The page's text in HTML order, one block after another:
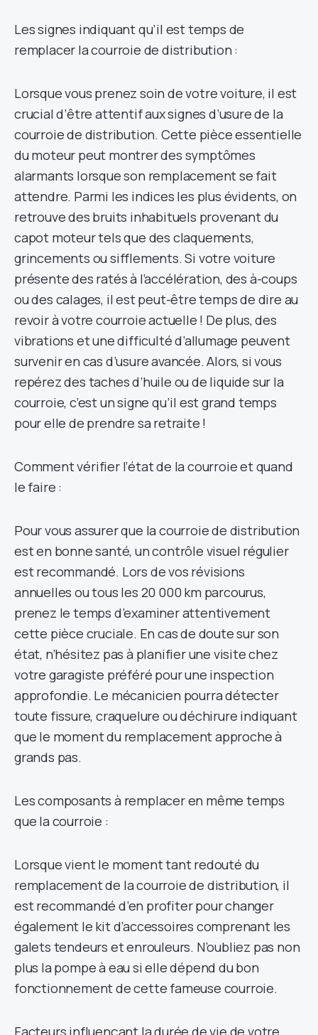
Les signes indiquant qu’il est temps de
remplacer la courroie de distribution :
Lorsque vous prenez soin de votre voiture, il est
crucial d’être attentif aux signes d’usure de la
courroie de distribution. Cette pièce essentielle
du moteur peut montrer des symptômes
alarmants lorsque son remplacement se fait
attendre. Parmi les indices les plus évidents, on
retrouve des bruits inhabituels provenant du
capot moteur tels que des claquements,
grincements ou sifflements. Si votre voiture
présente des ratés à l’accélération, des à-coups
ou des calages, il est peut-être temps de dire au
revoir à votre courroie actuelle ! De plus, des
vibrations et une difficulté d’allumage peuvent
survenir en cas d’usure avancée. Alors, si vous
repérez des taches d’huile ou de liquide sur la
courroie, c’est un signe qu’il est grand temps
pour elle de prendre sa retraite !
Comment vérifier l’état de la courroie et quand
le faire :
Pour vous assurer que la courroie de distribution
est en bonne santé, un contrôle visuel régulier
est recommandé. Lors de vos révisions
annuelles ou tous les 20 000 km parcourus,
prenez le temps d’examiner attentivement
cette pièce cruciale. En cas de doute sur son
état, n’hésitez pas à planifier une visite chez
votre garagiste préféré pour une inspection
approfondie. Le mécanicien pourra détecter
toute fissure, craquelure ou déchirure indiquant
que le moment du remplacement approche à
grands pas.
Les composants à remplacer en même temps
que la courroie :
Lorsque vient le moment tant redouté du
remplacement de la courroie de distribution, il
est recommandé d’en profiter pour changer
également le kit d’accessoires comprenant les
galets tendeurs et enrouleurs. N’oubliez pas non
plus la pompe à eau si elle dépend du bon
fonctionnement de cette fameuse courroie.
Facteurs influençant la durée de vie de votre